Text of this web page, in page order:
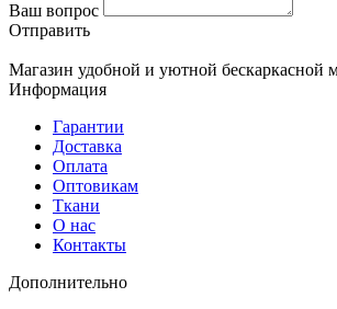
Ваш вопрос
Отправить
Магазин удобной и уютной бескаркасной
Информация
Гарантии
Доставка
Оплата
Оптовикам
Ткани
О нас
Контакты
Дополнительно